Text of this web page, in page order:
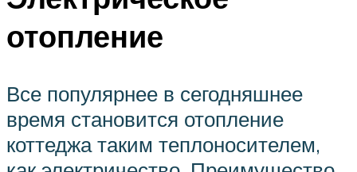
отопление
Все популярнее в сегодняшнее
время становится отопление
коттеджа таким теплоносителем,